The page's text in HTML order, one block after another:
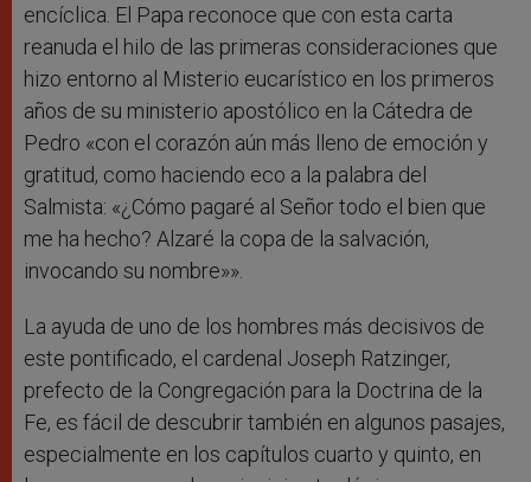
encíclica. El Papa reconoce que con esta carta
reanuda el hilo de las primeras consideraciones que
hizo entorno al Misterio eucarístico en los primeros
años de su ministerio apostólico en la Cátedra de
Pedro «con el corazón aún más lleno de emoción y
gratitud, como haciendo eco a la palabra del
Salmista: «¿Cómo pagaré al Señor todo el bien que
me ha hecho? Alzaré la copa de la salvación,
invocando su nombre»».
La ayuda de uno de los hombres más decisivos de
este pontificado, el cardenal Joseph Ratzinger,
prefecto de la Congregación para la Doctrina de la
Fe, es fácil de descubrir también en algunos pasajes,
especialmente en los capítulos cuarto y quinto, en